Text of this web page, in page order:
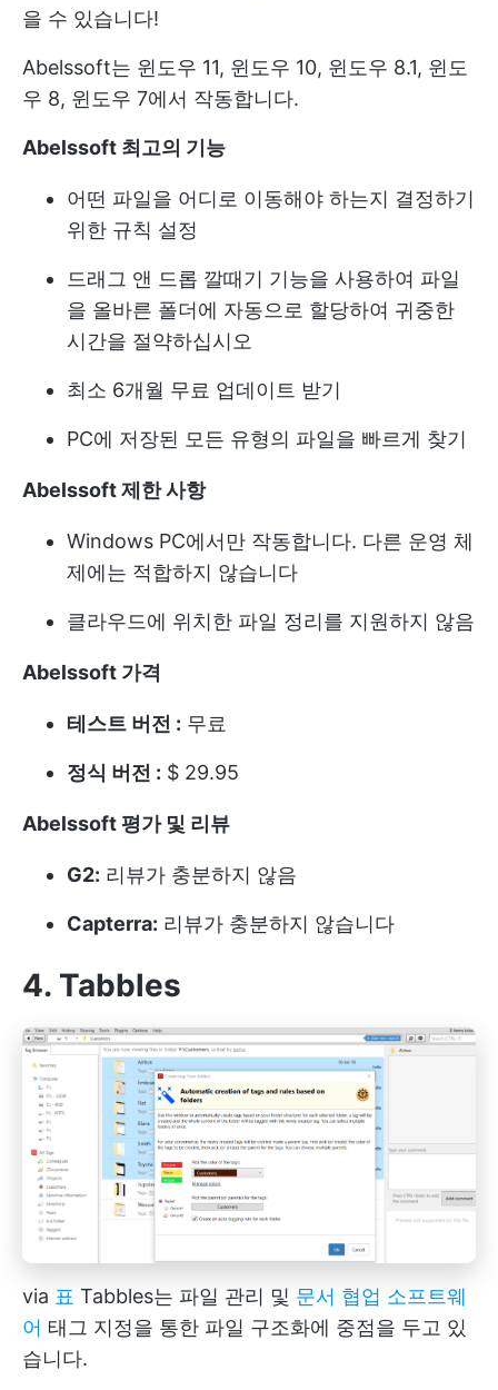
을 수 있습니다!
Abelssoft는 윈도우 11, 윈도우 10, 윈도우 8.1, 윈도
우 8, 윈도우 7에서 작동합니다.
Abelssoft 최고의 기능
어떤 파일을 어디로 이동해야 하는지 결정하기
위한 규칙 설정
드래그 앤 드롭 깔때기 기능을 사용하여 파일
을 올바른 폴더에 자동으로 할당하여 귀중한
시간을 절약하십시오
최소 6개월 무료 업데이트 받기
PC에 저장된 모든 유형의 파일을 빠르게 찾기
Abelssoft 제한 사항
Windows PC에서만 작동합니다. 다른 운영 체
제에는 적합하지 않습니다
클라우드에 위치한 파일 정리를 지원하지 않음
Abelssoft 가격
테스트 버전 : 무료
정식 버전 : $ 29.95
Abelssoft 평가 및 리뷰
G2: 리뷰가 충분하지 않음
Capterra: 리뷰가 충분하지 않습니다
4. Tabbles
via 표 Tabbles는 파일 관리 및 문서 협업 소프트웨
어 태그 지정을 통한 파일 구조화에 중점을 두고 있
습니다.